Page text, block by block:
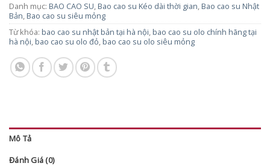
Danh mục: BAO CAO SU, Bao cao su Kéo dài thời gian, Bao cao su Nhật
Bản, Bao cao su siêu mỏng
Từ khóa: bao cao su nhật bản tại hà nội, bao cao su olo chính hãng tại
hà nội, bao cao su olo đỏ, bao cao su olo siêu mỏng
Mô Tả
Đánh Giá (0)